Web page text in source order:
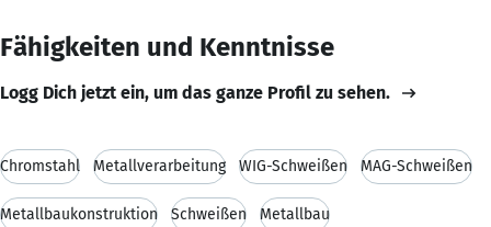
Fähigkeiten und Kenntnisse
Logg Dich jetzt ein, um das ganze Profil zu sehen.
Chromstahl Metallverarbeitung WIG-Schweißen MAG-Schweißen
Metallbaukonstruktion Schweißen Metallbau